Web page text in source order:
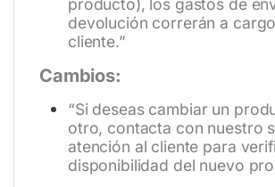
producto), los gastos de
devolución correrán a
cliente.”
Cambios:
“Si deseas cambiar un
otro, contacta con nuestro
atención al cliente para
disponibilidad del nuevo